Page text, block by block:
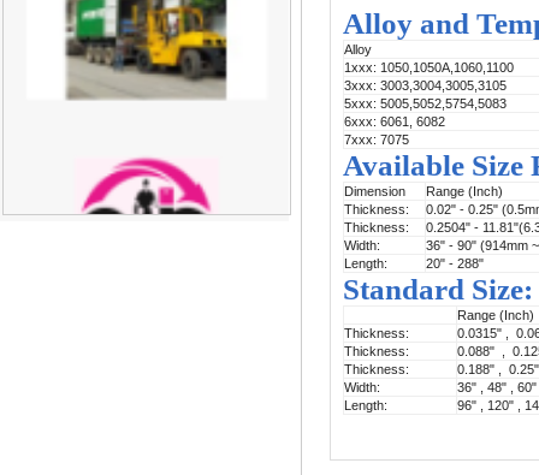
Alloy and
Alloy
1xxx: 1050,1050A,1060,1100
3xxx: 3003,3004,3005,3105
5xxx: 5005,5052,5754,5083
6xxx: 6061, 6082
7xxx: 7075
Available Size
Dimension
Range (Inch)
Thickness:
0.02" - 0.25"
Thickness:
0.2504" -
Width:
36" - 90" (914mm
Length:
20" - 288"
Standard Size:
Range (Inch)
Thickness:
0.0315" ,
Thickness:
0.088" ,
Thickness:
0.188" , 0.25"
Width:
36" , 48" , 60"
Length:
96" , 120" ,